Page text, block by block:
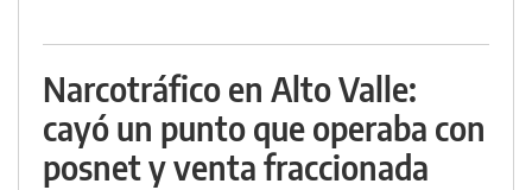
Narcotráfico en Alto Valle:
cayó un punto que operaba con
posnet y venta fraccionada